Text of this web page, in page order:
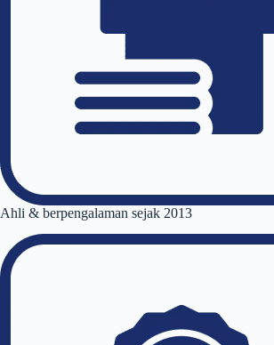
Ahli & berpengalaman sejak 2013